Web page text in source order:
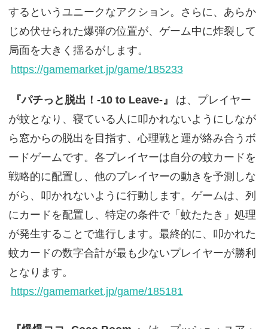
するというユニークなアクション。さらに、あらか
じめ伏せられた爆弾の位置が、ゲーム中に炸裂して
局面を大きく揺るがします。
https://gamemarket.jp/game/185233
『パチっと脱出！-10 to Leave-』
は、プレイヤー
が蚊となり、寝ている人に叩かれないようにしなが
ら窓からの脱出を目指す、心理戦と運が絡み合うボ
ードゲームです。各プレイヤーは自分の蚊カードを
戦略的に配置し、他のプレイヤーの動きを予測しな
がら、叩かれないように行動します。ゲームは、列
にカードを配置し、特定の条件で「蚊たたき」処理
が発生することで進行します。最終的に、叩かれた
蚊カードの数字合計が最も少ないプレイヤーが勝利
となります。
https://gamemarket.jp/game/185181